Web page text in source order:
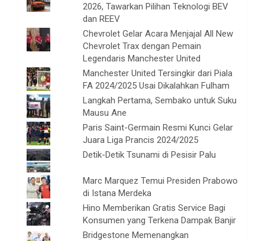
2026, Tawarkan Pilihan Teknologi BEV
dan REEV
Chevrolet Gelar Acara Menjajal All New
Chevrolet Trax dengan Pemain
Legendaris Manchester United
Manchester United Tersingkir dari Piala
FA 2024/2025 Usai Dikalahkan Fulham
Langkah Pertama, Sembako untuk Suku
Mausu Ane
Paris Saint-Germain Resmi Kunci Gelar
Juara Liga Prancis 2024/2025
Detik-Detik Tsunami di Pesisir Palu
Marc Marquez Temui Presiden Prabowo
di Istana Merdeka
Hino Memberikan Gratis Service Bagi
Konsumen yang Terkena Dampak Banjir
Bridgestone Memenangkan